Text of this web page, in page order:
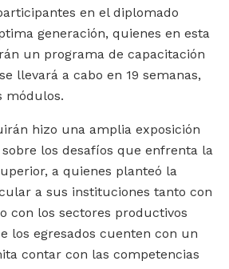
en el diplomado
generación, quienes en esta
un programa de capacitación
llevará a cabo en 19 semanas,
módulos.
hizo una amplia exposición
los desafíos que enfrenta la
a quienes planteó la
a sus instituciones tanto con
con los sectores productivos
los egresados cuenten con un
contar con las competencias